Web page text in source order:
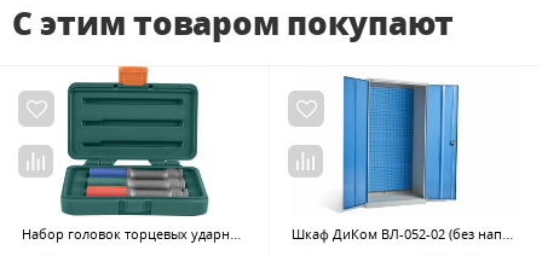
С этим товаром покупают
Набор головок торцевых ударных тонкостенных для колесных дисков 17,19,21 мм JONNESWAY S18AD4103S Шкаф ДиКом ВЛ-052-02 (без наполнения)